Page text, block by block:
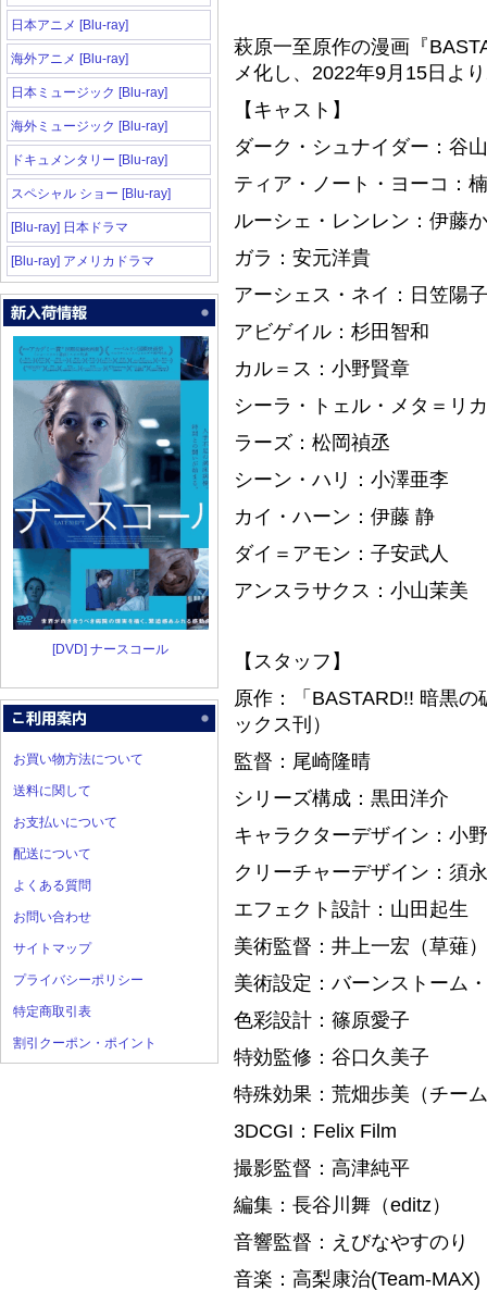
日本アニメ [Blu-ray]
海外アニメ [Blu-ray]
日本ミュージック [Blu-ray]
海外ミュージック [Blu-ray]
ドキュメンタリー [Blu-ray]
スペシャル ショー [Blu-ray]
[Blu-ray] 日本ドラマ
[Blu-ray] アメリカドラマ
[DVD] ナースコール
お買い物方法について
送料に関して
お支払いについて
配送について
よくある質問
お問い合わせ
サイトマップ
プライバシーポリシー
特定商取引表
割引クーポン・ポイント
萩原一至原作の漫画『
メ化し、2022年9月15日よ
【キャスト】
ダーク・シュナイダー：谷
ティア・ノート・ヨーコ：
ルーシェ・レンレン：伊藤
ガラ：安元洋貴
アーシェス・ネイ：日笠陽子
アビゲイル：杉田智和
カル＝ス：小野賢章
シーラ・トェル・メタ＝リ
ラーズ：松岡禎丞
シーン・ハリ：小澤亜李
カイ・ハーン：伊藤 静
ダイ＝アモン：子安武人
アンスラサクス：小山茉美
【スタッフ】
原作：「BASTARD!! 暗黒
ックス刊）
監督：尾崎隆晴
シリーズ構成：黒田洋介
キャラクターデザイン：小
クリーチャーデザイン：須
エフェクト設計：山田起生
美術監督：井上一宏（草薙）
美術設定：バーンストーム
色彩設計：篠原愛子
特効監修：谷口久美子
特殊効果：荒畑歩美（チー
3DCGI：Felix Film
撮影監督：高津純平
編集：長谷川舞（editz）
音響監督：えびなやすのり
音楽：高梨康治(Team-MAX)